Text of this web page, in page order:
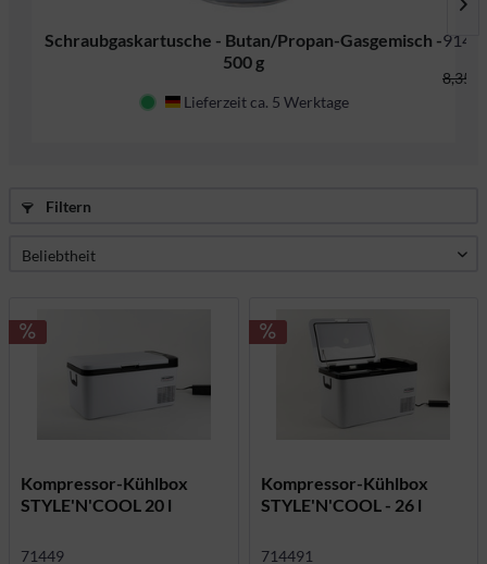
Schraubgaskartusche - Butan/Propan-Gasgemisch -
500 g
8,35
Deutschland
Lieferzeit ca. 5 Werktage
Filtern
Kompressor-Kühlbox
STYLE'N'COOL 20 l
71449
Kompressor-Kühlbox
STYLE'N'COOL - 26 l
714491